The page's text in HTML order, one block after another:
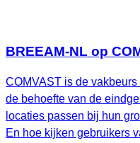
BREEAM-NL op
COMVAST is de
de behoefte van de
locaties passen bij hun
En hoe kijken gebruikers